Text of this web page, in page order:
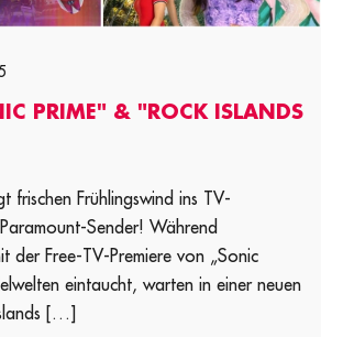
PRIME" & "ROCK ISLANDS
frischen Frühlingswind ins TV-
Sender! Während
der Free-TV-Premiere von „Sonic
eintaucht, warten in einer neuen
[…]